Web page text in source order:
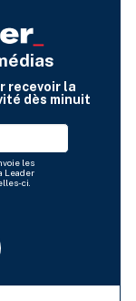
recevoir la
dès minuit
les
Leader
ci.